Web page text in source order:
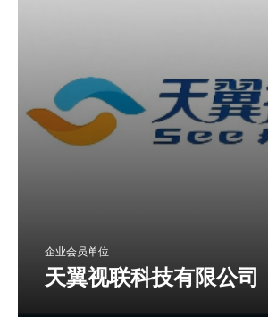
企业会员单位
天翼视联科技有限公司